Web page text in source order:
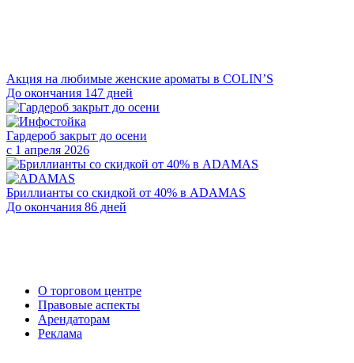
Акция на любимые женские ароматы в COLIN’S
До окончания 147 дней
Гардероб закрыт до осени
с 1 апреля 2026
Бриллианты со скидкой от 40% в ADAMAS
До окончания 86 дней
О торговом центре
Правовые аспекты
Арендаторам
Реклама